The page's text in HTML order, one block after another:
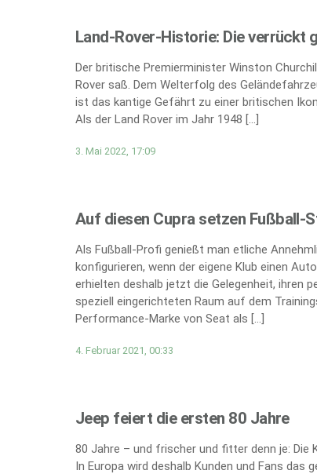
Land-Rover-Historie: Die verrückt
Der britische Premierminister Winston
Rover saß. Dem Welterfolg des
ist das kantige Gefährt zu einer britischen
Als der Land Rover im Jahr 1948 […]
3. Mai 2022, 17:09
Auf diesen Cupra setzen Fußball-
Als Fußball-Profi genießt man etliche
konfigurieren, wenn der eigene Klub einen
erhielten deshalb jetzt die Gelegenheit, ihren
speziell eingerichteten Raum auf dem
Performance-Marke von Seat als […]
4. Februar 2021, 00:33
Jeep feiert die ersten 80 Jahre
80 Jahre – und frischer und fitter denn je:
In Europa wird deshalb Kunden und Fans